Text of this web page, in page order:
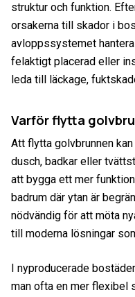
struktur och funktion.
orsakerna till skador i
avloppssystemet
felaktigt placerad eller
leda till läckage,
Varför flytta
Att flytta golvbrunnen
dusch, badkar eller
att bygga ett mer
badrum där ytan är
nödvändig för att möta
till moderna lösningar
I nyproducerade
man ofta en mer flexibel